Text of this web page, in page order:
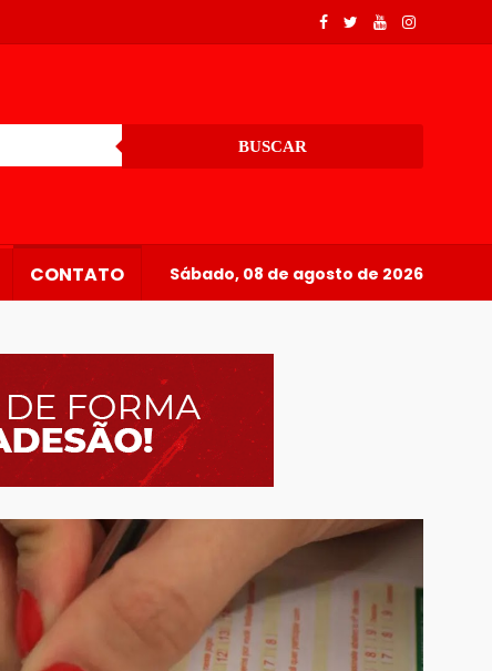
BUSCAR
CONTATO Sábado, 08 de agosto de 2026